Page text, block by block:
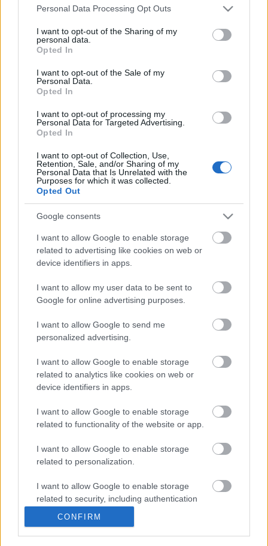
Please note that this website/app uses one or more Google
not limited to your visit or usage behaviour. You may click to
grant or deny consent to Google and its third-party tags to
use your data for below specified purposes in below Google
consent section.
Personal Data Processing Opt Outs
I want to opt-out of the Sharing of my
personal data.
Opted In
I want to opt-out of the Sale of my
Personal Data.
Opted In
I want to opt-out of processing my
Personal Data for Targeted Advertising.
Opted In
I want to opt-out of Collection, Use,
Retention, Sale, and/or Sharing of my
Personal Data that Is Unrelated with the
Purposes for which it was collected.
Opted Out
Google consents
I want to allow Google to enable storage
related to advertising like cookies on web or
device identifiers in apps.
I want to allow my user data to be sent to
Google for online advertising purposes.
I want to allow Google to send me
personalized advertising.
I want to allow Google to enable storage
related to analytics like cookies on web or
device identifiers in apps.
I want to allow Google to enable storage
related to functionality of the website or app.
I want to allow Google to enable storage
related to personalization.
I want to allow Google to enable storage
related to security, including authentication
CONFIRM
Bicske vízellátása
termeléssel tehermentesíti a
villamosenergia-rendszert a STRABAG
HIRDETÉS
Egyhetes országos ellenőrzést tart a
rendőrség a utakon
Mától jelentkezhetnek a kivitelezők a
háztartások napelemes és fűtési
rendszereit támogató pályázatra
Amire többmillióan vártunk: szombattól
másodfokúra csökken a riasztás
KIEMELT
Kecskeméten is szakirányú